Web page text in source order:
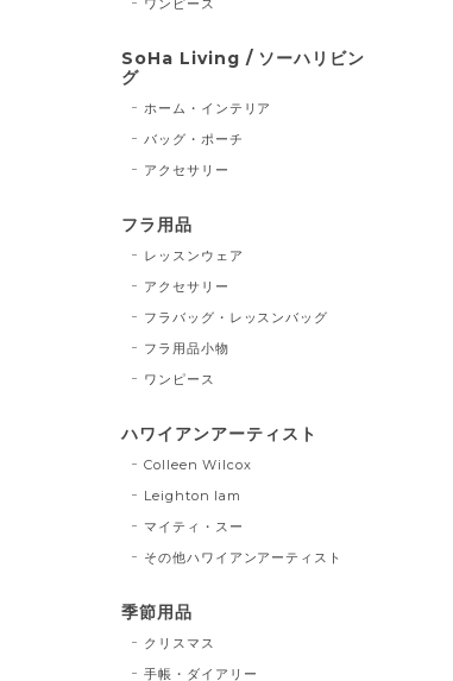
ワンピース
SoHa Living / ソーハリビン
グ
ホーム・インテリア
バッグ・ポーチ
アクセサリー
フラ用品
レッスンウェア
アクセサリー
フラバッグ・レッスンバッグ
フラ用品小物
ワンピース
ハワイアンアーティスト
Colleen Wilcox
Leighton lam
マイティ・スー
その他ハワイアンアーティスト
季節用品
クリスマス
手帳・ダイアリー